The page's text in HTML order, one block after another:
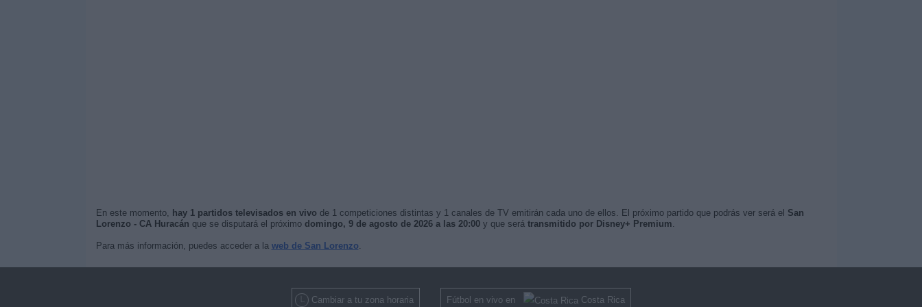
En este momento, hay 1 partidos televisados en vivo de 1 competiciones distintas y 1 canales de TV emitirán cada uno de ellos. El próximo partido que podrás ver será el San
Lorenzo - CA Huracán que se disputará el próximo domingo, 9 de agosto de 2026 a las 20:00y que será transmitido por Disney+ Premium.
Para más información, puedes acceder a la web de San Lorenzo.
Cambiar a tu zona horaria Fútbol en vivo en Costa Rica